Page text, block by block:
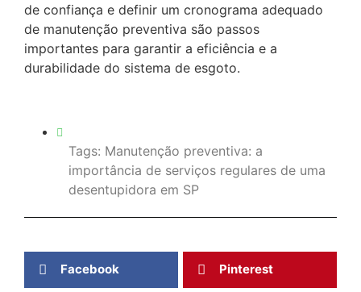
de confiança e definir um cronograma adequado
de manutenção preventiva são passos
importantes para garantir a eficiência e a
durabilidade do sistema de esgoto.
Tags: Manutenção preventiva: a
importância de serviços regulares de uma
desentupidora em SP
Facebook Pinterest